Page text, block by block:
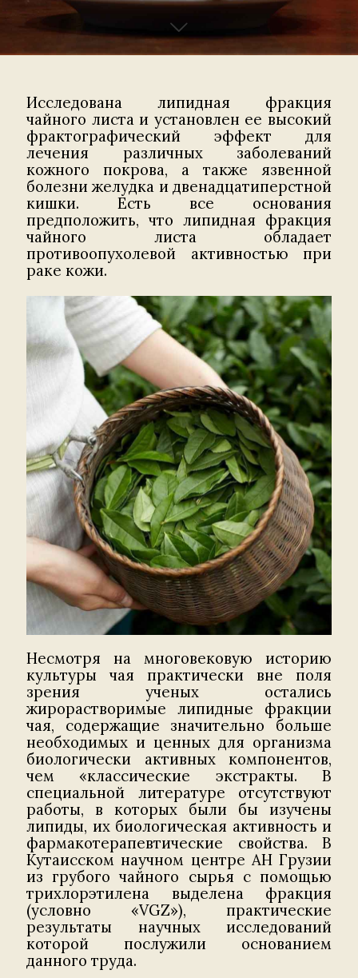
Исследована липидная фракция
чайного листа и установлен ее высокий
фрактографический эффект для
лечения различных заболеваний
кожного покрова, а также язвенной
болезни желудка и двенадцатиперстной
кишки. Есть все основания
предположить, что липидная фракция
чайного листа обладает
противоопухолевой активностью при
раке кожи.
Несмотря на многовековую историю
культуры чая практически вне поля
зрения ученых остались
жирорастворимые липидные фракции
чая, содержащие значительно больше
необходимых и ценных для организма
биологически активных компонентов,
чем «классические экстракты. В
специальной литературе отсутствуют
работы, в которых были бы изучены
липиды, их биологическая активность и
фармакотерапевтические свойства. В
Кутаисском научном центре АН Грузии
из грубого чайного сырья с помощью
трихлорэтилена выделена фракция
(условно «VGZ»), практические
результаты научных исследований
которой послужили основанием
данного труда.